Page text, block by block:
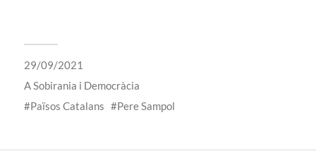
29/09/2021
ASobirania i Democràcia
Països Catalans
Pere Sampol